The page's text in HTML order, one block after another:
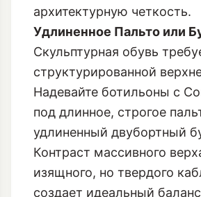
архитектурную четкость.
Удлиненное Пальто или
Скульптурная обувь
структурированной
Надевайте ботильоны с
под длинное, строгое
удлиненный двубортный
Контраст массивного
изящного, но твердого
создает идеальный